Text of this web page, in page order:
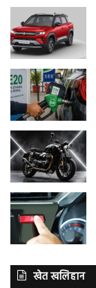
खेत खलिहान